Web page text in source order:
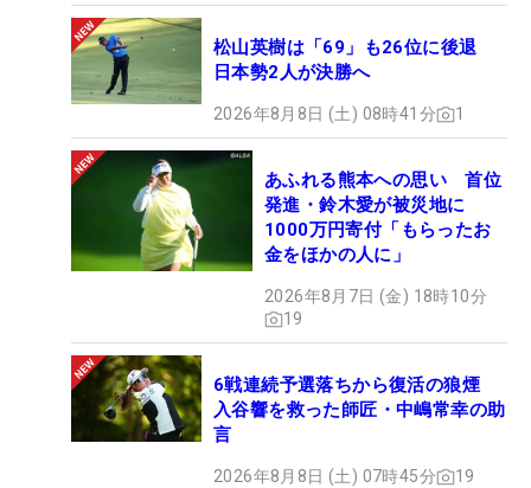
松山英樹は「69」も26位に後退
日本勢2人が決勝へ
2026年8月8日 (土) 08時41分 1
あふれる熊本への思い 首位
発進・鈴木愛が被災地に
1000万円寄付「もらったお
金をほかの人に」
2026年8月7日 (金) 18時10分
19
6戦連続予選落ちから復活の狼煙
入谷響を救った師匠・中嶋常幸の助
言
2026年8月8日 (土) 07時45分 19